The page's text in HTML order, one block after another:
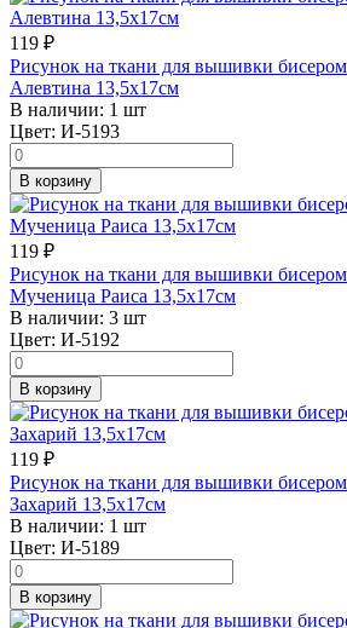
119 ₽
Рисунок на ткани для вышивки
Алевтина 13,5х17см
В наличии: 1 шт
Цвет: И-5193
В корзину
119 ₽
Рисунок на ткани для вышивки
Мученица Раиса 13,5х17см
В наличии: 3 шт
Цвет: И-5192
В корзину
119 ₽
Рисунок на ткани для вышивки
Захарий 13,5х17см
В наличии: 1 шт
Цвет: И-5189
В корзину